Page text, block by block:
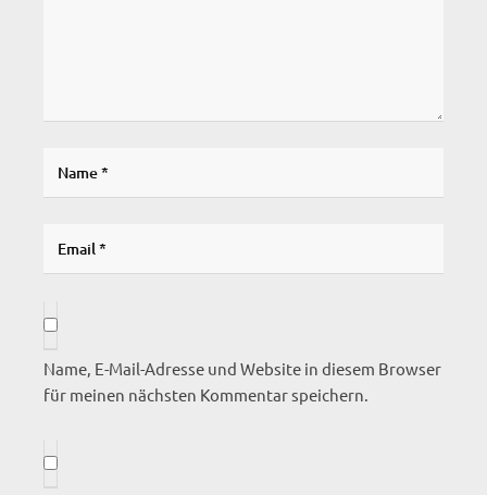
Name, E-Mail-Adresse und Website in diesem Browser
für meinen nächsten Kommentar speichern.